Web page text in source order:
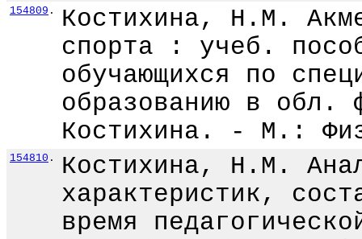
154809 .
Костихина, Н.М.
спорта : учеб.
обучающихся по
образованию в
Костихина. - М.:
154810 .
Костихина, Н.М.
характеристик,
время